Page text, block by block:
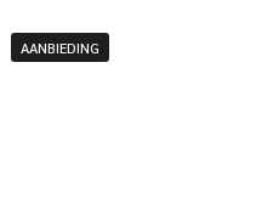
AANBIEDING